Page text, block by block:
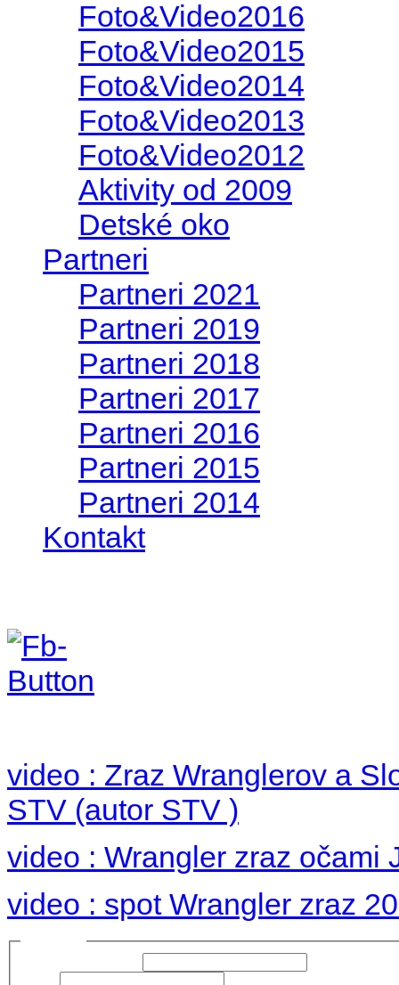
Foto&Video2016
Foto&Video2015
Foto&Video2014
Foto&Video2013
Foto&Video2012
Aktivity od 2009
Detské oko
Partneri
Partneri 2021
Partneri 2019
Partneri 2018
Partneri 2017
Partneri 2016
Partneri 2015
Partneri 2014
Kontakt
video : Zraz Wranglerov a
STV (autor STV )
video : Wrangler zraz očami
video : spot Wrangler zraz